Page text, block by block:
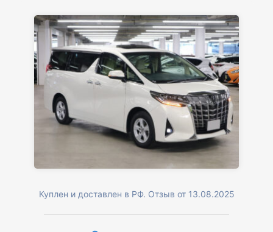
Куплен и доставлен в РФ. Отзыв от 13.08.2025